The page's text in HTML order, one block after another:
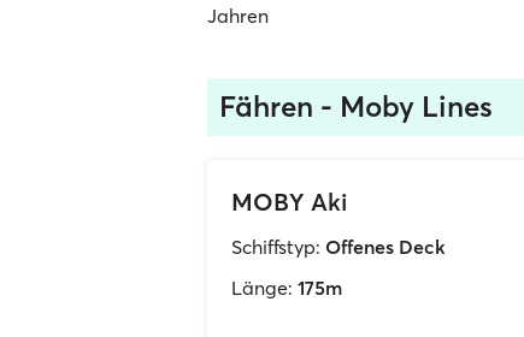
Jahren
Fähren - Moby Lines
MOBY Aki
Schiffstyp: Offenes Deck
Länge: 175m